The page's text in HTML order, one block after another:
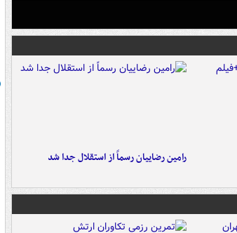
رامین رضاییان رسماً از استقلال جدا شد